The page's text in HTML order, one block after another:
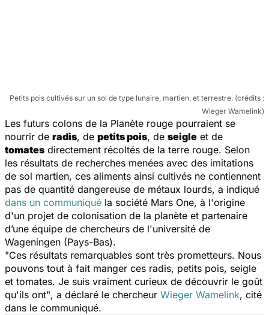
Petits pois cultivés sur un sol de type lunaire, martien, et terrestre. (crédits :
Wieger Wamelink)
Les futurs colons de la Planète rouge pourraient se
nourrir de radis, de petits pois, de seigle et de
tomates directement récoltés de la terre rouge. Selon
les résultats de recherches menées avec des imitations
de sol martien, ces aliments ainsi cultivés ne contiennent
pas de quantité dangereuse de métaux lourds, a indiqué
dans un communiqué la société Mars One, à l'origine
d'un projet de colonisation de la planète et partenaire
d’une équipe de chercheurs de l'université de
Wageningen (Pays-Bas).
"Ces résultats remarquables sont très prometteurs. Nous
pouvons tout à fait manger ces radis, petits pois, seigle
et tomates. Je suis vraiment curieux de découvrir le goût
qu'ils ont", a déclaré le chercheur Wieger Wamelink, cité
dans le communiqué.